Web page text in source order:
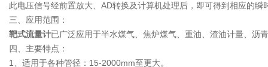
此电压信号经前置放大、AD转换及计算机处理后，即可得到相应的瞬
三、应用范围：
靶式流量计已广泛应用于半水煤气、焦炉煤气、重油、渣油计量、沥
四、主要特点：
1、适用于各种管径：15-2000mm至更大。